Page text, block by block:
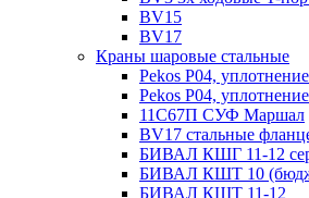
BV15
BV17
Краны шаровые стальные
Pekos P04,
Pekos P04,
11С67П СУФ Маршал
BV17 стальные
БИВАЛ КШГ 11-12
БИВАЛ КШТ 10
БИВАЛ КШТ 11-12